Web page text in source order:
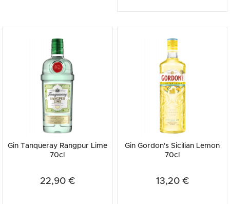
Gin Tanqueray Rangpur Lime
70cl
22,90 €
Gin Gordon's Sicilian Lemon
70cl
13,20 €